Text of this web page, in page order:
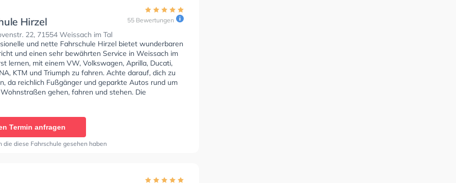
Hirzel
22, 71554 Weissach im Tal
55 Bewertungen
und nette Fahrschule Hirzel bietet wunderbaren
und einen sehr bewährten Service in Weissach im
lernen, mit einem VW, Volkswagen, Aprilla, Ducati,
KTM und Triumph zu fahren. Achte darauf, dich zu
da reichlich Fußgänger und geparkte Autos rund um
gehen, fahren und stehen. Die
bietet Exzellente Bedingungen um deine Klasse A1,
zu erhalten. Letzte Bewertung: "Top
immer freundlich und humorvoll, würde immer wieder
Führerschein machen. Sehen uns dann beim B Schein
Termin anfragen
die diese Fahrschule gesehen haben